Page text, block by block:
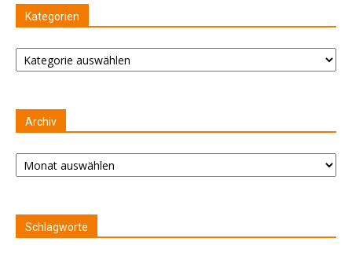
Kategorien
Kategorien
Archiv
Archiv
Schlagworte